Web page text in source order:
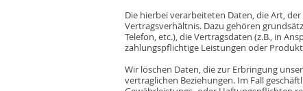
Die hierbei verarbeiteten Daten, die Art,
Vertragsverhältnis. Dazu gehören
Telefon, etc.), die Vertragsdaten (z.B., in
zahlungspflichtige Leistungen oder
Wir löschen Daten, die zur Erbringung
vertraglichen Beziehungen. Im Fall